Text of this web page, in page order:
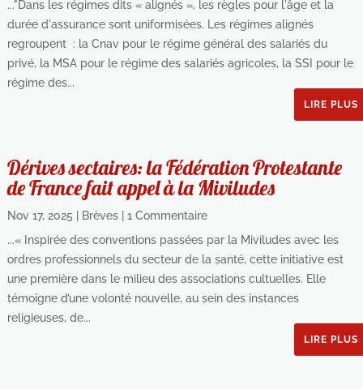
..."Dans les régimes dits « alignés », les règles pour l'âge et la
durée d'assurance sont uniformisées. Les régimes alignés
regroupent : la Cnav pour le régime général des salariés du
privé, la MSA pour le régime des salariés agricoles, la SSI pour le
régime des...
LIRE PLUS
Dérives sectaires: la Fédération Protestante
de France fait appel à la Miviludes
Nov 17, 2025 Brèves| 1 Commentaire
...« Inspirée des conventions passées par la Miviludes avec les
ordres professionnels du secteur de la santé, cette initiative est
une première dans le milieu des associations cultuelles. Elle
témoigne d’une volonté nouvelle, au sein des instances
religieuses, de...
LIRE PLUS